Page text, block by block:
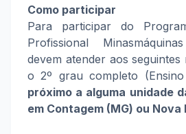
Como participar
Para participar do
Profissional
devem atender aos
o 2º grau completo
próximo a alguma unidade
em Contagem (MG) ou Nova